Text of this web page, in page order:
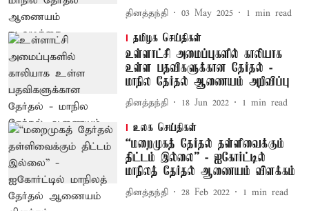
தினத்தந்தி 03 May 2025 1 min read
தமிழக செய்திகள்
உள்ளாட்சி அமைப்புகளில் காலியாக
உள்ள பதவிகளுக்கான தேர்தல் -
மாநில தேர்தல் ஆணையம் அறிவிப்பு
தினத்தந்தி 18 Jun 2022 1 min read
உலக செய்திகள்
“மறைமுகத் தேர்தல் தள்ளிவைக்கும்
திட்டம் இல்லை” - ஐகோர்ட்டில்
மாநிலத் தேர்தல் ஆணையம் விளக்கம்
தினத்தந்தி 28 Feb 2022 1 min read